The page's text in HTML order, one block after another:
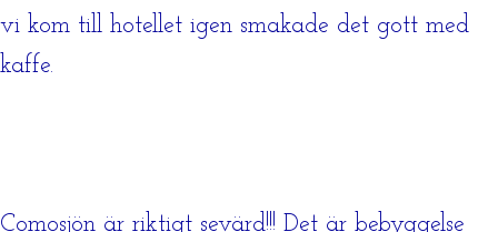
vi kom till hotellet igen smakade det gott med
kaffe.
Comosjön är riktigt sevärd!!! Det är bebyggelse